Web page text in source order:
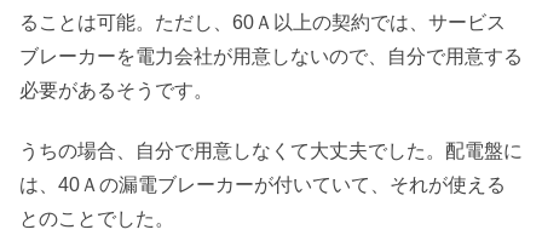
ることは可能。ただし、60Ａ以上の契約では、サービス
ブレーカーを電力会社が用意しないので、自分で用意する
必要があるそうです。
うちの場合、自分で用意しなくて大丈夫でした。配電盤に
は、40Ａの漏電ブレーカーが付いていて、それが使える
とのことでした。